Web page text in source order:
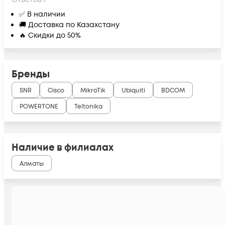
✅ В наличии
🚚 Доставка по Казахстану
🔥 Скидки до 50%
Бренды
SNR Cisco MikroTik Ubiquiti
BDCOM
POWERTONE
Teltonika
Наличие в филиалах
Алматы